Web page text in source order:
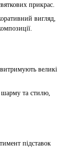
прикрас.
вигляд,
великі
та стилю,
підставок